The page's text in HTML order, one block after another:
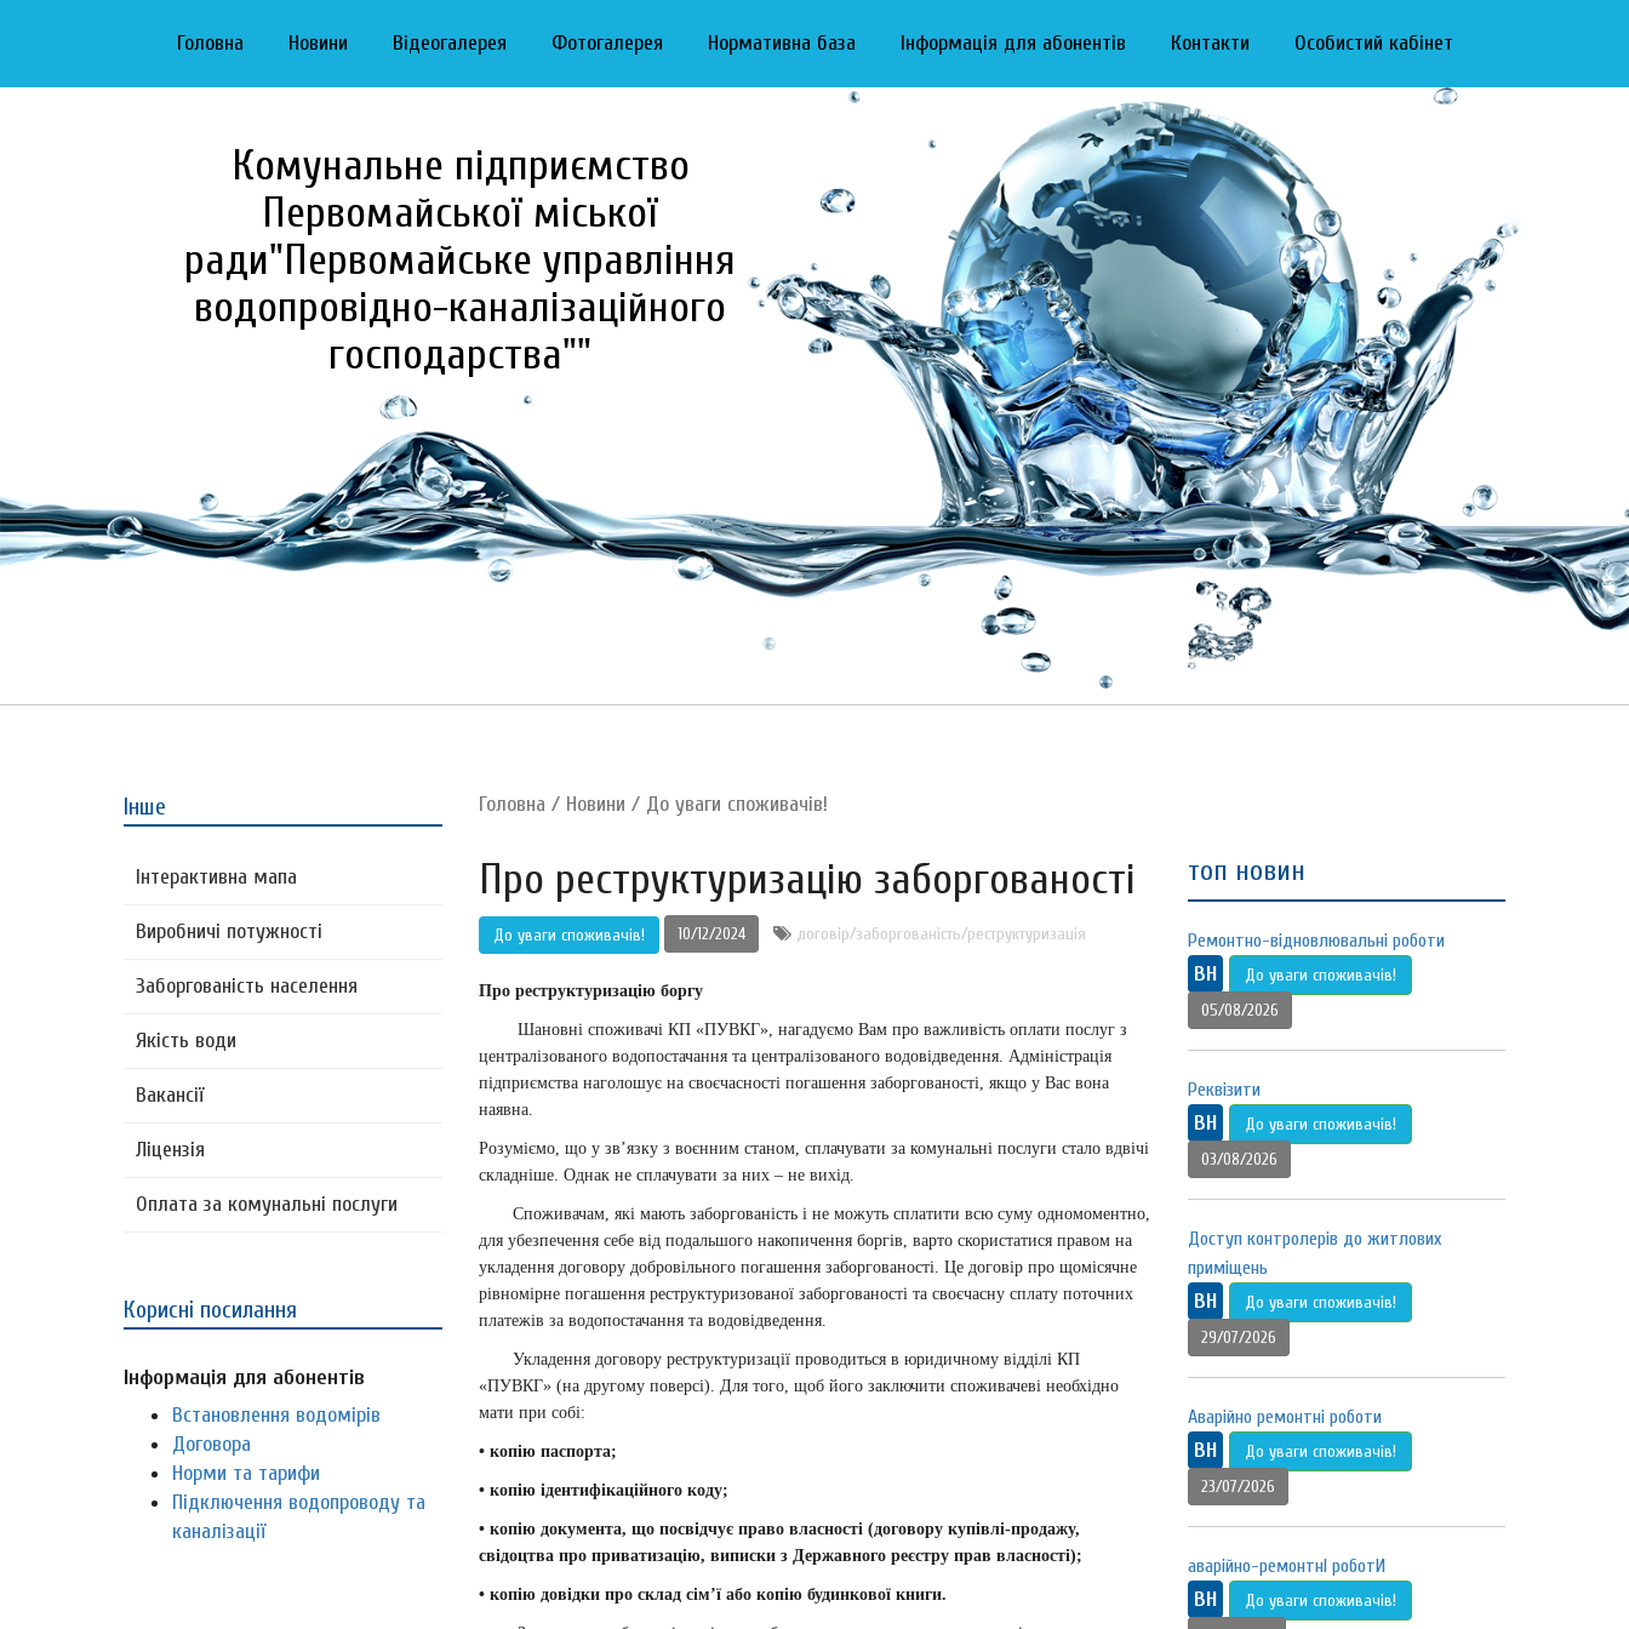
Головна Новини Відеогалерея Фотогалерея Нормативна база Інформація для абонентів Контакти Особистий кабінет
Комунальне підприємство
Первомайської міської
ради"Первомайське управління
водопровідно-каналізаційного
господарства""
Інше
Інтерактивна мапа
Виробничі потужності
Заборгованість населення
Якість води
Вакансії
Ліцензія
Оплата за комунальні послуги
Корисні посилання
Інформація для абонентів
Встановлення водомірів
Договора
Норми та тарифи
Підключення водопроводу та
каналізації
Головна / Новини / До уваги споживачів!
Про реструктуризацію заборгованості
До уваги споживачів! 10/12/2024 договір/заборгованість/реструктуризація
Про реструктуризацію боргу
Шановні споживачі КП «ПУВКГ», нагадуємо Вам про важливість оплати послуг з
централізованого водопостачання та централізованого водовідведення. Адміністрація
підприємства наголошує на своєчасності погашення заборгованості, якщо у Вас вона
наявна.
Розуміємо, що у зв’язку з воєнним станом, сплачувати за комунальні послуги стало вдвічі
складніше. Однак не сплачувати за них – не вихід.
Споживачам, які мають заборгованість і не можуть сплатити всю суму одномоментно,
для убезпечення себе від подальшого накопичення боргів, варто скористатися правом на
укладення договору добровільного погашення заборгованості. Це договір про щомісячне
рівномірне погашення реструктуризованої заборгованості та своєчасну сплату поточних
платежів за водопостачання та водовідведення.
Укладення договору реструктуризації проводиться в юридичному відділі КП
«ПУВКГ» (на другому поверсі). Для того, щоб його заключити споживачеві необхідно
мати при собі:
• копію паспорта;
• копію ідентифікаційного коду;
• копію документа, що посвідчує право власності (договору купівлі-продажу,
свідоцтва про приватизацію, виписки з Державного реєстру прав власності);
• копію довідки про склад сім’ї або копію будинкової книги.
топ новин
Ремонтно-відновлювальні роботи
ВН
До уваги споживачів!
05/08/2026
Реквізити
ВН
До уваги споживачів!
03/08/2026
Доступ контролерів до житлових
приміщень
ВН
До уваги споживачів!
29/07/2026
Аварійно ремонтні роботи
ВН
До уваги споживачів!
23/07/2026
аварійно-ремонтнІ роботИ
ВН
До уваги споживачів!